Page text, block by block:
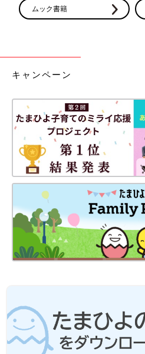
ムック書籍
キャンペーン